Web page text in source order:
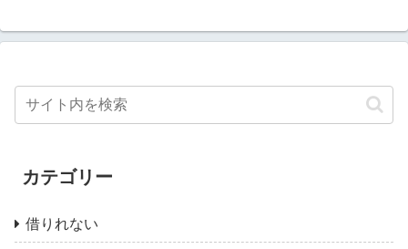
カテゴリー
借りれない